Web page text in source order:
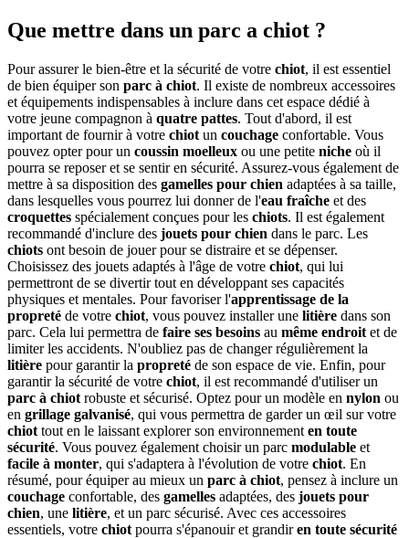
Que mettre dans un parc a chiot ?
Pour assurer le bien-être et la sécurité de votre chiot, il est essentiel
de bien équiper son parc à chiot. Il existe de nombreux accessoires
et équipements indispensables à inclure dans cet espace dédié à
votre jeune compagnon à quatre pattes. Tout d'abord, il est
important de fournir à votre chiot un couchage confortable. Vous
pouvez opter pour un coussin moelleux ou une petite niche où il
pourra se reposer et se sentir en sécurité. Assurez-vous également de
mettre à sa disposition des gamelles pour chien adaptées à sa taille,
dans lesquelles vous pourrez lui donner de l'eau fraîche et des
croquettes spécialement conçues pour les chiots. Il est également
recommandé d'inclure des jouets pour chien dans le parc. Les
chiots ont besoin de jouer pour se distraire et se dépenser.
Choisissez des jouets adaptés à l'âge de votre chiot, qui lui
permettront de se divertir tout en développant ses capacités
physiques et mentales. Pour favoriser l'apprentissage de la
propreté de votre chiot, vous pouvez installer une litière dans son
parc. Cela lui permettra de faire ses besoins au même endroit et de
limiter les accidents. N'oubliez pas de changer régulièrement la
litière pour garantir la propreté de son espace de vie. Enfin, pour
garantir la sécurité de votre chiot, il est recommandé d'utiliser un
parc à chiot robuste et sécurisé. Optez pour un modèle en nylon ou
en grillage galvanisé, qui vous permettra de garder un œil sur votre
chiot tout en le laissant explorer son environnement en toute
sécurité. Vous pouvez également choisir un parc modulable et
facile à monter, qui s'adaptera à l'évolution de votre chiot. En
résumé, pour équiper au mieux un parc à chiot, pensez à inclure un
couchage confortable, des gamelles adaptées, des jouets pour
chien, une litière, et un parc sécurisé. Avec ces accessoires
essentiels, votre chiot pourra s'épanouir et grandiren toute sécurité